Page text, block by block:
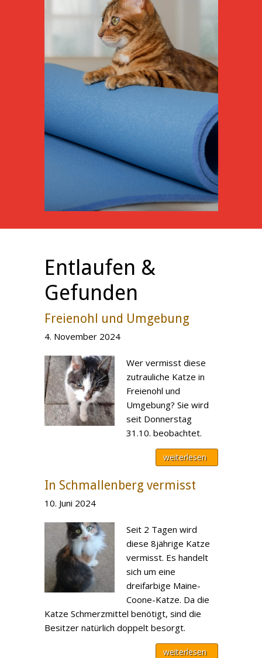
Entlaufen &
Gefunden
Freienohl und Umgebung
4. November 2024
Wer vermisst diese
zutrauliche Katze in
Freienohl und
Umgebung? Sie wird
seit Donnerstag
31.10. beobachtet.
weiterlesen
In Schmallenberg vermisst
10. Juni 2024
Seit 2 Tagen wird
diese 8jährige Katze
vermisst. Es handelt
sich um eine
dreifarbige Maine-
Coone-Katze. Da die
Katze Schmerzmittel benötigt, sind die
Besitzer natürlich doppelt besorgt.
weiterlesen